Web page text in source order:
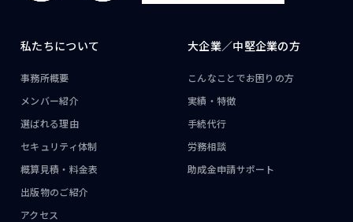
私たちについて
事務所概要
メンバー紹介
選ばれる理由
セキュリティ体制
概算見積・料金表
出版物のご紹介
アクセス
大企業／中堅企業の方
こんなことでお困りの方
実績・特徴
手続代行
労務相談
助成金申請サポート